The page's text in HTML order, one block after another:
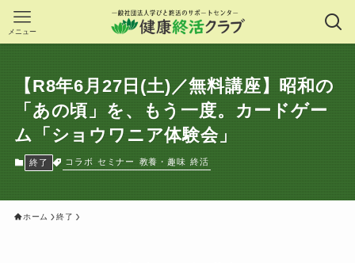
メニュー
【R8年6月27日(土)／無料講座】昭和の
「あの頃」を、もう一度。カードゲー
ム「ショウワニア体験会」
終了 コラボ セミナー 教養・趣味 終活
ホーム 終了